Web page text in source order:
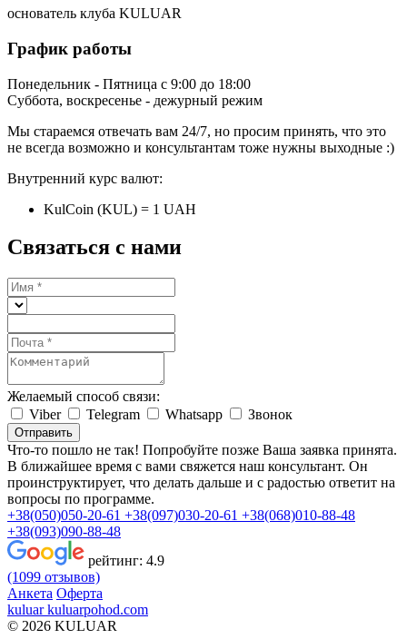
основатель клуба KULUAR
График работы
Понедельник - Пятница с 9:00 до 18:00
Суббота, воскресенье - дежурный режим
Мы стараемся отвечать вам 24/7, но просим принять, что это
не всегда возможно и консультантам тоже нужны выходные :)
Внутренний курс валют:
KulCoin (KUL) = 1 UAH
Связаться с нами
Желаемый способ связи:
Viber
Telegram Whatsapp Звонок
Отправить
Что-то пошло не так! Попробуйте позже Ваша заявка принята.
В ближайшее время с вами свяжется наш консультант. Он
проинструктирует, что делать дальше и с радостью ответит на
вопросы по программе.
+38(050)050-20-61 +38(097)030-20-61 +38(068)010-88-48
+38(093)090-88-48
рейтинг: 4.9
(1099 отзывов)
Анкета Оферта
kuluar kuluarpohod.com
© 2026 KULUAR